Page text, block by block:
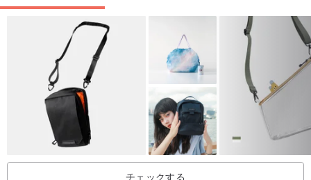
・商品は全て正規品です
・商品の所在地は香港です。香港外に発送される注文には関税と税
金を支払う責任があります
・実際の商品の写真です。写真ではすべての詳細を示すことはでき
ません。完璧主義者は購入する前に慎重に検討してください。
・写真は電子ディスプレイの違いにより若干の色の違いがある場合
がありますが、実際の商品が優先されます。
・ヴィンテージの性質上、この商品には通常の摩耗や損傷、経年劣
化や使用感が見られますが、再度購入することは問題ありません。
チェックする